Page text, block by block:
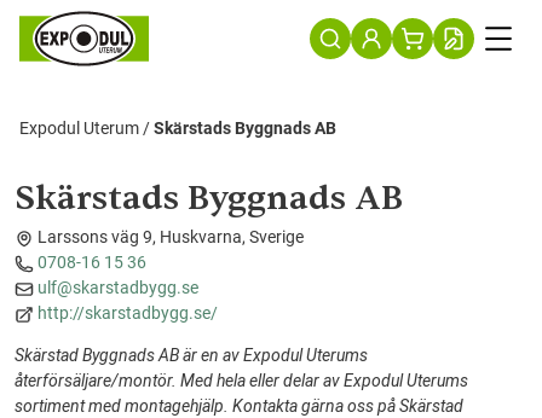
Expodul Uterum/Skärstads Byggnads AB
Skärstads Byggnads AB
Larssons väg 9, Huskvarna, Sverige
0708-16 15 36
ulf@skarstadbygg.se
http://skarstadbygg.se/
Skärstad Byggnads AB är en av Expodul Uterums
återförsäljare/montör. Med hela eller delar av Expodul Uterums
sortiment med montagehjälp. Kontakta gärna oss på Skärstad